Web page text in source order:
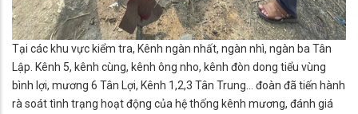
Tại các khu vực kiểm tra, Kênh ngàn nhất, ngàn nhì, ngàn ba Tân
Lập. Kênh 5, kênh cùng, kênh ông nho, kênh đòn dong tiểu vùng
bình lợi, mương 6 Tân Lợi, Kênh 1,2,3 Tân Trung… đoàn đã tiến hành
rà soát tình trạng hoạt động của hệ thống kênh mương, đánh giá